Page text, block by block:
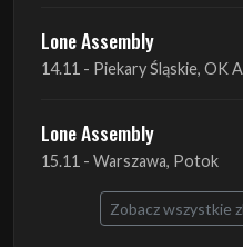
Lone Assembly
14.11 - Piekary Śląskie, OK
Lone Assembly
15.11 - Warszawa, Potok
Zobacz wszystkie